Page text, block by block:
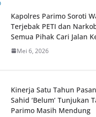
Kapolres Parimo Soroti
Terjebak PETI dan
Semua Pihak Cari Jalan
Mei 6, 2026
Kinerja Satu Tahun
Sahid ‘Belum’ Tunjukan
Parimo Masih Mendung